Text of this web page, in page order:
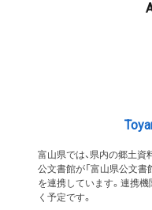
富山県では、県内の郷土資
公文書館が「富山県公文書
を連携しています。連携
く予定です。